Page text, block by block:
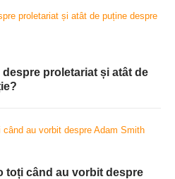
despre proletariat și atât de
toți când au vorbit despre